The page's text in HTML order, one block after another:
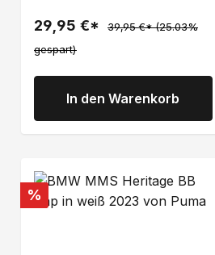
29,95 €* 39,95 €*(25.03%
gespart)
In den Warenkorb
Rabatt
%